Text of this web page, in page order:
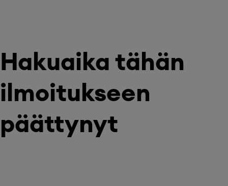
Hakuaika tähän
ilmoitukseen
päättynyt